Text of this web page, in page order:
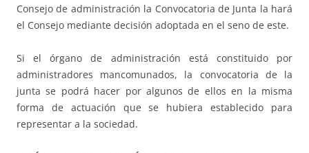
Consejo de administración la Convocatoria de Junta la hará
el Consejo mediante decisión adoptada en el seno de este.
Si el órgano de administración está constituido por
administradores mancomunados, la convocatoria de la
junta se podrá hacer por algunos de ellos en la misma
forma de actuación que se hubiera establecido para
representar a la sociedad.